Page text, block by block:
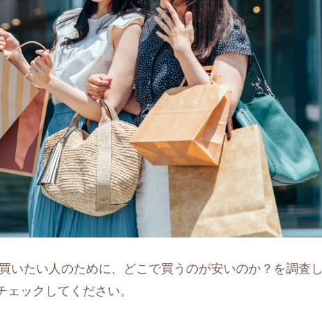
いたい人のために、どこで買うのが安いのか？を調査し
ックしてください。